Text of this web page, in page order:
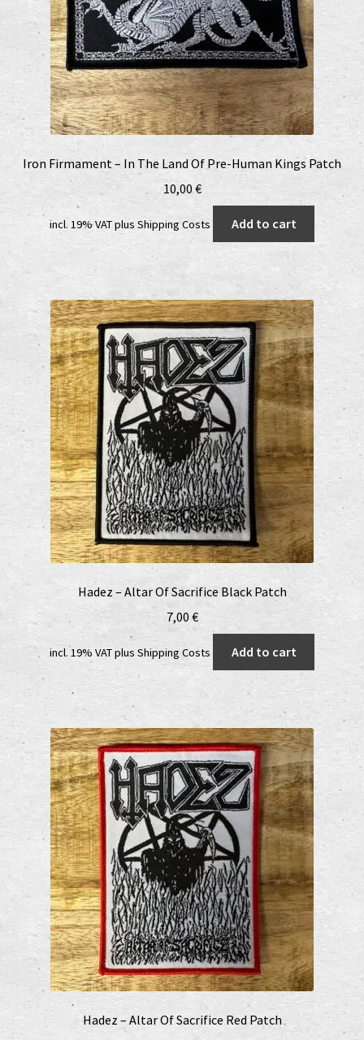
Iron Firmament – In The Land Of Pre-Human Kings Patch
10,00€
incl. 19% VATplus Shipping Costs Add to cart
Hadez – Altar Of Sacrifice Black Patch
7,00€
incl. 19% VATplus Shipping Costs Add to cart
Hadez – Altar Of Sacrifice Red Patch